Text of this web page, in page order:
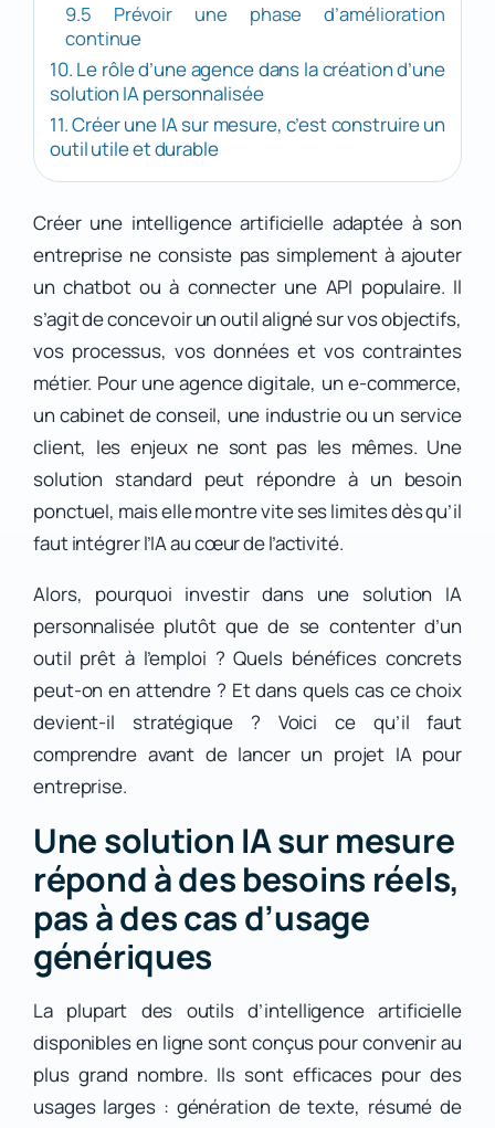
9.5 Prévoir une phase d’amélioration
continue
10. Le rôle d’une agence dans la création d’une
solution IA personnalisée
11. Créer une IA sur mesure, c’est construire un
outil utile et durable
Créer une intelligence artificielle adaptée à son
entreprise ne consiste pas simplement à ajouter
un chatbot ou à connecter une API populaire. Il
s’agit de concevoir un outil aligné sur vos objectifs,
vos processus, vos données et vos contraintes
métier. Pour une agence digitale, un e-commerce,
un cabinet de conseil, une industrie ou un service
client, les enjeux ne sont pas les mêmes. Une
solution standard peut répondre à un besoin
ponctuel, mais elle montre vite ses limites dès qu’il
faut intégrer l’IA au cœur de l’activité.
Alors, pourquoi investir dans une solution IA
personnalisée plutôt que de se contenter d’un
outil prêt à l’emploi ? Quels bénéfices concrets
peut-on en attendre ? Et dans quels cas ce choix
devient-il stratégique ? Voici ce qu’il faut
comprendre avant de lancer un projet IA pour
entreprise.
Une solution IA sur mesure
répond à des besoins réels,
pas à des cas d’usage
génériques
La plupart des outils d’intelligence artificielle
disponibles en ligne sont conçus pour convenir au
plus grand nombre. Ils sont efficaces pour des
usages larges : génération de texte, résumé de